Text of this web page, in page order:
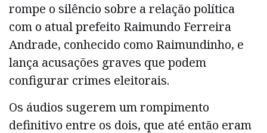
rompe o silêncio sobre a relação política
com o atual prefeito Raimundo Ferreira
Andrade, conhecido como Raimundinho, e
lança acusações graves que podem
configurar crimes eleitorais.
Os áudios sugerem um rompimento
definitivo entre os dois, que até então eram